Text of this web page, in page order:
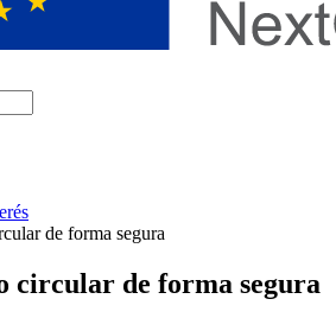
de forma segura
circular de forma segura